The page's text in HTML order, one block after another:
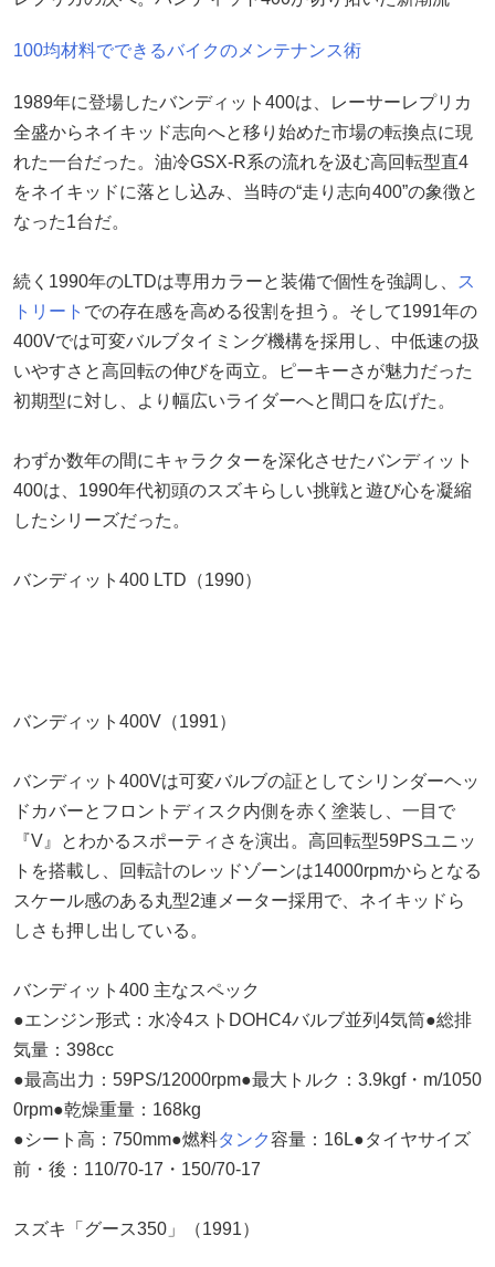
100均材料でできるバイクのメンテナンス術
1989年に登場したバンディット400は、レーサーレプリカ
全盛からネイキッド志向へと移り始めた市場の転換点に現
れた一台だった。油冷GSX-R系の流れを汲む高回転型直4
をネイキッドに落とし込み、当時の“走り志向400”の象徴と
なった1台だ。
続く1990年のLTDは専用カラーと装備で個性を強調し、
ス
トリート での存在感を高める役割を担う。そして1991年の
400Vでは可変バルブタイミング機構を採用し、中低速の扱
いやすさと高回転の伸びを両立。ピーキーさが魅力だった
初期型に対し、より幅広いライダーへと間口を広げた。
わずか数年の間にキャラクターを深化させたバンディット
400は、1990年代初頭のスズキらしい挑戦と遊び心を凝縮
したシリーズだった。
バンディット400 LTD（1990）
バンディット400V（1991）
バンディット400Vは可変バルブの証としてシリンダーヘッ
ドカバーとフロントディスク内側を赤く塗装し、一目で
『V』とわかるスポーティさを演出。高回転型59PSユニッ
トを搭載し、回転計のレッドゾーンは14000rpmからとなる
スケール感のある丸型2連メーター採用で、ネイキッドら
しさも押し出している。
バンディット400 主なスペック
●エンジン形式：水冷4ストDOHC4バルブ並列4気筒●総排
気量：398cc
●最高出力：59PS/12000rpm●最大トルク：3.9kgf・m/1050
0rpm●乾燥重量：168kg
●シート高：750mm●燃料タンク容量：16L●タイヤサイズ
前・後：110/70-17・150/70-17
スズキ「グース350」（1991）